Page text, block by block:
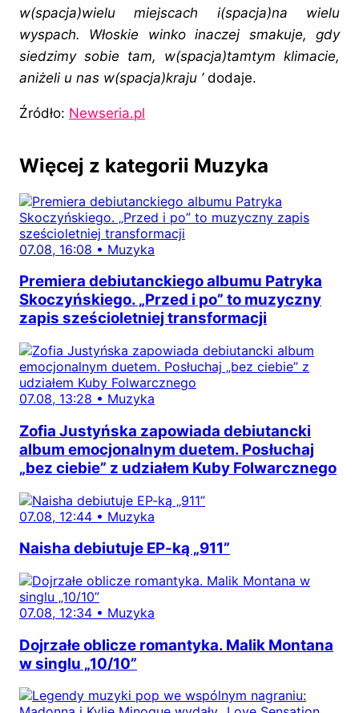
w(spacja)wielu miejscach i(spacja)na wielu
wyspach. Włoskie winko inaczej smakuje, gdy
siedzimy sobie tam, w(spacja)tamtym klimacie,
aniżeli u nas w(spacja)kraju ’ dodaje.
Źródło: Newseria.pl
Więcej z kategorii Muzyka
07.08, 16:08 • Muzyka
Premiera debiutanckiego albumu Patryka
Skoczyńskiego. „Przed i po” to muzyczny
zapis sześcioletniej transformacji
07.08, 13:28 • Muzyka
Zofia Justyńska zapowiada debiutancki
album emocjonalnym duetem. Posłuchaj
„bez ciebie” z udziałem Kuby Folwarcznego
07.08, 12:44 • Muzyka
Naisha debiutuje EP-ką „911”
07.08, 12:34 • Muzyka
Dojrzałe oblicze romantyka. Malik Montana
w singlu „10/10”